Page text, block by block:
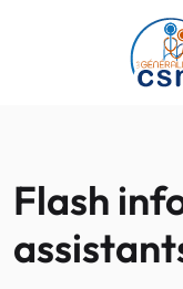
Passer au contenu
Flash